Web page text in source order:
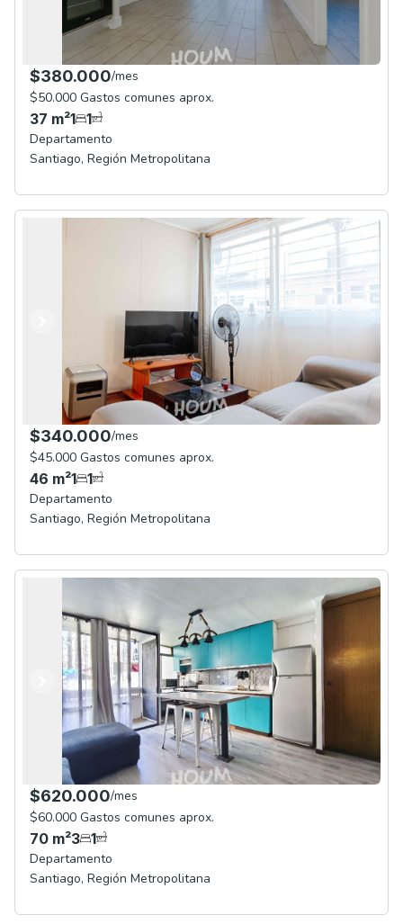
$380.000/mes
$50.000 Gastos comunes aprox.
37 m²1 1
Departamento
Santiago, Región Metropolitana
$340.000/mes
$45.000 Gastos comunes aprox.
46 m²1 1
Departamento
Santiago, Región Metropolitana
Anterior
Siguiente
$620.000/mes
$60.000 Gastos comunes aprox.
70 m²3 1
Departamento
Santiago, Región Metropolitana